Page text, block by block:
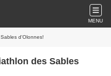
MENU
d'Olonnes!
des Sables